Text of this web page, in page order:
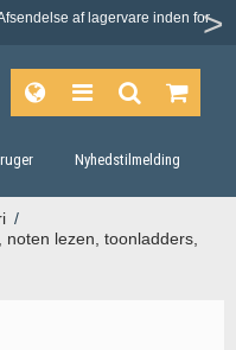
af lagervare inden for
på 30 dage
Nyhedstilmelding
/
lezen, toonladders,